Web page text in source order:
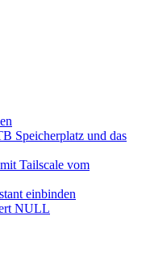
Speicherplatz und das
Tailscale vom
einbinden
NULL